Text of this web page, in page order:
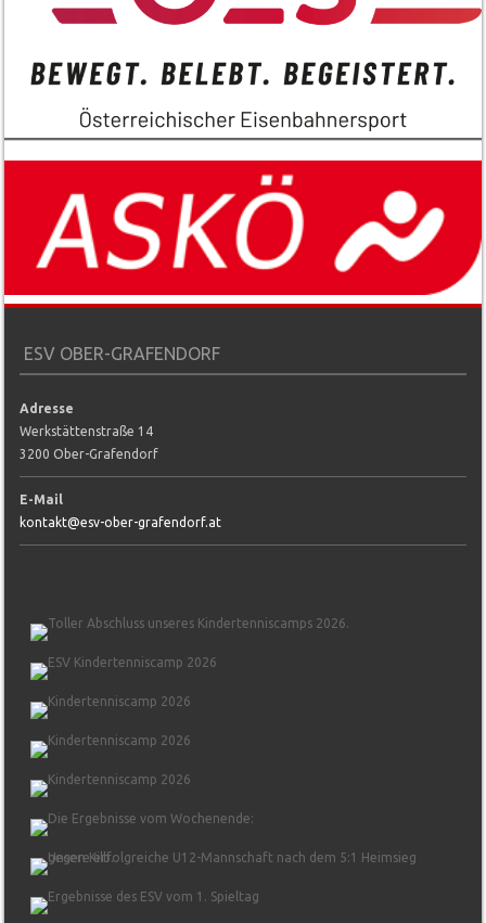
ESV OBER-GRAFENDORF
Adresse
Werkstättenstraße 14
3200 Ober-Grafendorf
E-Mail
kontakt@esv-ober-grafendorf.at